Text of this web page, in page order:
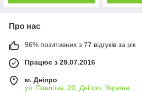
Про нас
96% позитивних з 77 відгуків за рік
Працює з 29.07.2016
м. Дніпро
ул. Павлова, 20, Дніпро, Україна